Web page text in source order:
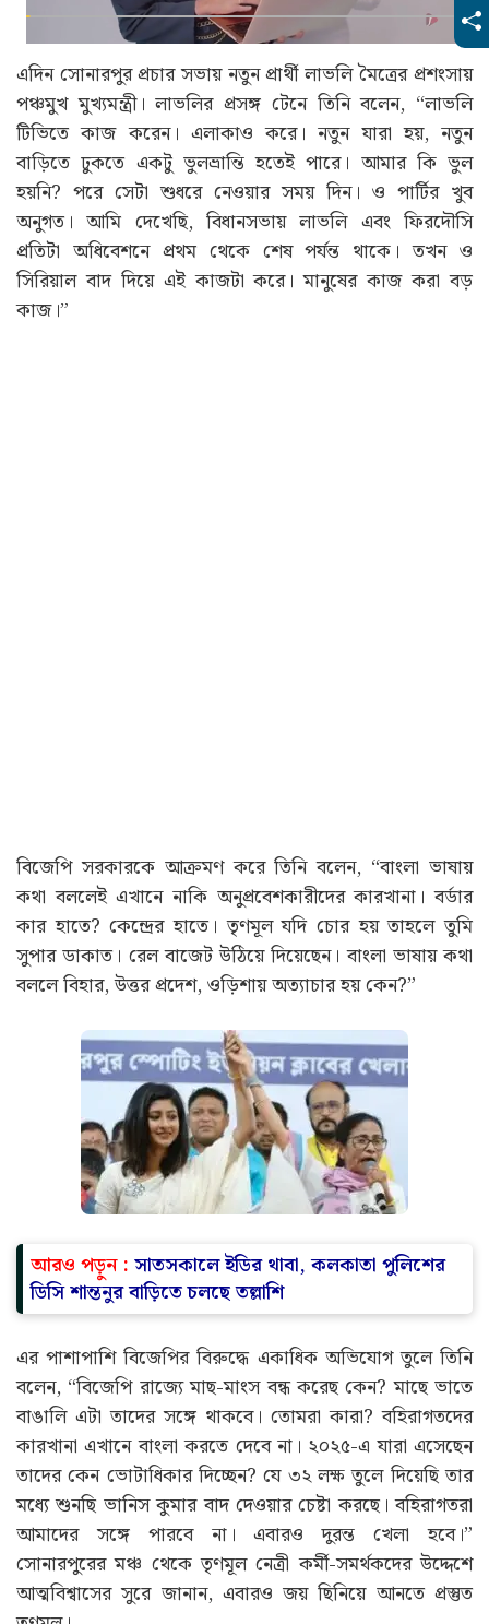
এদিন সোনারপুর প্রচার সভায় নতুন প্রার্থী লাভলি মৈত্রের প্রশংসায়
পঞ্চমুখ মুখ্যমন্ত্রী। লাভলির প্রসঙ্গ টেনে তিনি বলেন, “লাভলি
টিভিতে কাজ করেন। এলাকাও করে। নতুন যারা হয়, নতুন
বাড়িতে ঢুকতে একটু ভুলভ্রান্তি হতেই পারে। আমার কি ভুল
হয়নি? পরে সেটা শুধরে নেওয়ার সময় দিন। ও পার্টির খুব
অনুগত। আমি দেখেছি, বিধানসভায় লাভলি এবং ফিরদৌসি
প্রতিটা অধিবেশনে প্রথম থেকে শেষ পর্যন্ত থাকে। তখন ও
সিরিয়াল বাদ দিয়ে এই কাজটা করে। মানুষের কাজ করা বড়
কাজ।”
বিজেপি সরকারকে আক্রমণ করে তিনি বলেন, “বাংলা ভাষায়
কথা বললেই এখানে নাকি অনুপ্রবেশকারীদের কারখানা। বর্ডার
কার হাতে? কেন্দ্রের হাতে। তৃণমূল যদি চোর হয় তাহলে তুমি
সুপার ডাকাত। রেল বাজেট উঠিয়ে দিয়েছেন। বাংলা ভাষায় কথা
বললে বিহার, উত্তর প্রদেশ, ওড়িশায় অত্যাচার হয় কেন?”
আরও পড়ুন : সাতসকালে ইডির থাবা, কলকাতা পুলিশের
ডিসি শান্তনুর বাড়িতে চলছে তল্লাশি
এর পাশাপাশি বিজেপির বিরুদ্ধে একাধিক অভিযোগ তুলে তিনি
বলেন, “বিজেপি রাজ্যে মাছ-মাংস বন্ধ করেছ কেন? মাছে ভাতে
বাঙালি এটা তাদের সঙ্গে থাকবে। তোমরা কারা? বহিরাগতদের
কারখানা এখানে বাংলা করতে দেবে না। ২০২৫-এ যারা এসেছেন
তাদের কেন ভোটাধিকার দিচ্ছেন? যে ৩২ লক্ষ তুলে দিয়েছি তার
মধ্যে শুনছি ভানিস কুমার বাদ দেওয়ার চেষ্টা করছে। বহিরাগতরা
আমাদের সঙ্গে পারবে না। এবারও দুরন্ত খেলা হবে।”
সোনারপুরের মঞ্চ থেকে তৃণমূল নেত্রী কর্মী-সমর্থকদের উদ্দেশে
আত্মবিশ্বাসের সুরে জানান, এবারও জয় ছিনিয়ে আনতে প্রস্তুত